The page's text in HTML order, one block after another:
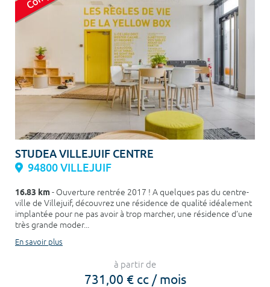
STUDEA VILLEJUIF CENTRE
94800 VILLEJUIF
16.83 km- Ouverture rentrée 2017 ! A quelques pas du centre-
ville de Villejuif, découvrez une résidence de qualité idéalement
implantée pour ne pas avoir à trop marcher, une résidence d’une
très grande moder...
En savoir plus
à partir de
731,00 € cc / mois